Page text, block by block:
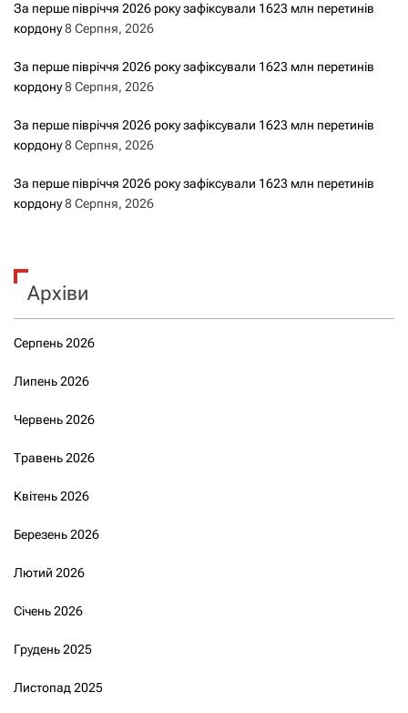
За перше півріччя 2026 року зафіксували 1623 млн перетинів
кордону8 Серпня, 2026
За перше півріччя 2026 року зафіксували 1623 млн перетинів
кордону8 Серпня, 2026
За перше півріччя 2026 року зафіксували 1623 млн перетинів
кордону8 Серпня, 2026
За перше півріччя 2026 року зафіксували 1623 млн перетинів
кордону8 Серпня, 2026
Архіви
Серпень 2026
Липень 2026
Червень 2026
Травень 2026
Квітень 2026
Березень 2026
Лютий 2026
Січень 2026
Грудень 2025
Листопад 2025